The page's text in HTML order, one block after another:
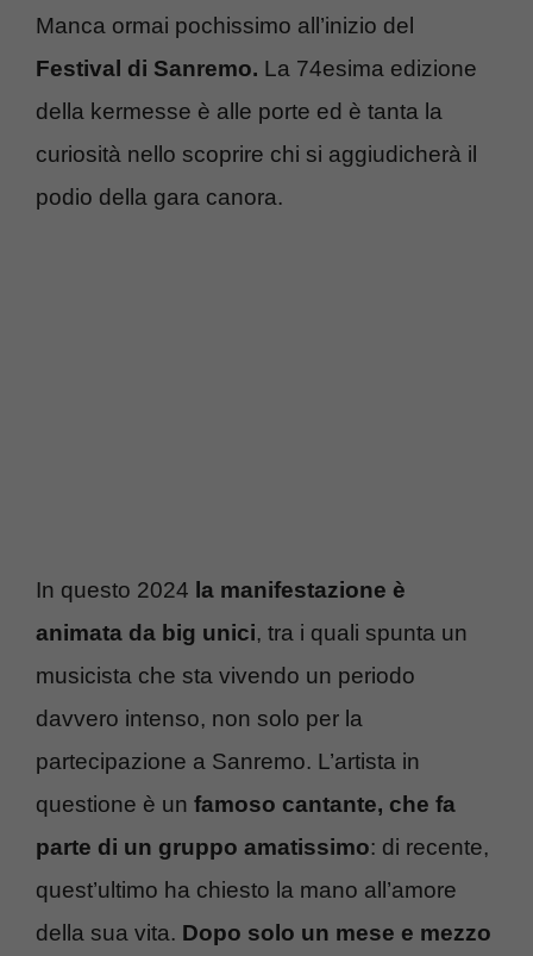
Manca ormai pochissimo all’inizio del
Festival di Sanremo. La 74esima edizione
della kermesse è alle porte ed è tanta la
curiosità nello scoprire chi si aggiudicherà il
podio della gara canora.
In questo 2024 la manifestazione è
animata da big unici, tra i quali spunta un
musicista che sta vivendo un periodo
davvero intenso, non solo per la
partecipazione a Sanremo. L’artista in
questione è un famoso cantante, che fa
parte di un gruppo amatissimo: di recente,
quest’ultimo ha chiesto la mano all’amore
della sua vita. Dopo solo un mese e mezzo